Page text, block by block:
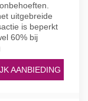
uitgebreide
is beperkt
60% bij
AANBIEDING